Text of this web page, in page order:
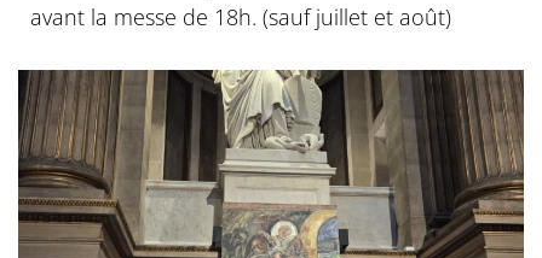
avant la messe de 18h. (sauf juillet et août)